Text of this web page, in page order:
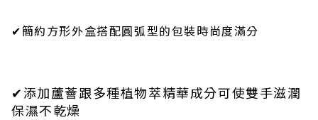
✔簡約方形外盒搭配圓弧型的包裝時尚度滿分
✔添加蘆薈跟多種植物萃精華成分可使雙手滋潤
保濕不乾燥